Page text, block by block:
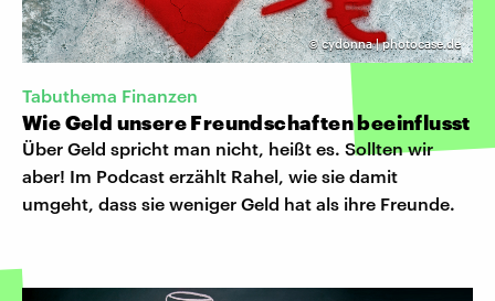
©cydonna | photocase.de
Tabuthema Finanzen
Wie Geld unsere Freundschaften beeinflusst
Über Geld spricht man nicht, heißt es. Sollten wir
aber! Im Podcast erzählt Rahel, wie sie damit
umgeht, dass sie weniger Geld hat als ihre Freunde.